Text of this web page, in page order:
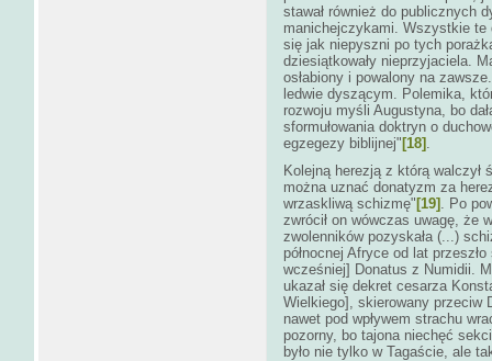
stawał również do publicznych
manichejczykami. Wszystkie te
się jak niepyszni po tych
dziesiątkowały nieprzyjaciela.
osłabiony i powalony na
ledwie dyszącym. Polemika,
rozwoju myśli Augustyna, bo
sformułowania doktryn o
egzegezy biblijnej" [18] .
Kolejną herezją z którą walczył
można uznać donatyzm za
wrzaskliwą schizmę" [19] . Po
zwrócił on wówczas uwagę, że
zwolenników pozyskała (...)
północnej Afryce od lat
wcześniej] Donatus z Numidii.
ukazał się dekret cesarza
Wielkiego], skierowany przeciw
nawet pod wpływem strachu
pozorny, bo tajona niechęć
było nie tylko w Tagaście, ale